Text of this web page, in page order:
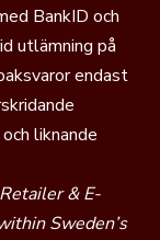
BankID och
utlämning på
endast
liknande
& E-
Sweden’s